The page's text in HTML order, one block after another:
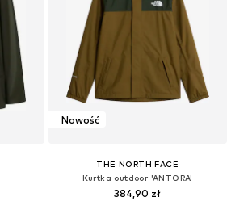
Nowość
THE NORTH FACE
Kurtka outdoor 'ANTORA'
384,90 zł